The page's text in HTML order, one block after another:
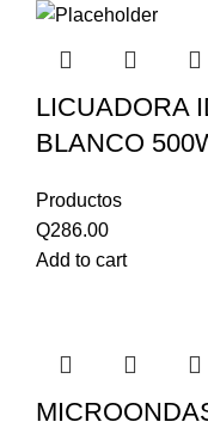
LICUADORA
BLANCO
Productos
Q286.00
Add to cart